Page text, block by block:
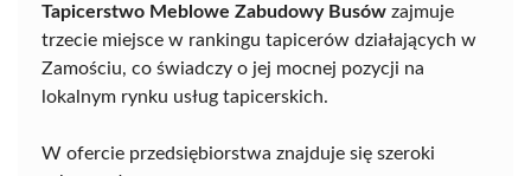
Tapicerstwo Meblowe Zabudowy Busów zajmuje
trzecie miejsce w rankingu tapicerów działających w
Zamościu, co świadczy o jej mocnej pozycji na
lokalnym rynku usług tapicerskich.
W ofercie przedsiębiorstwa znajduje się szeroki